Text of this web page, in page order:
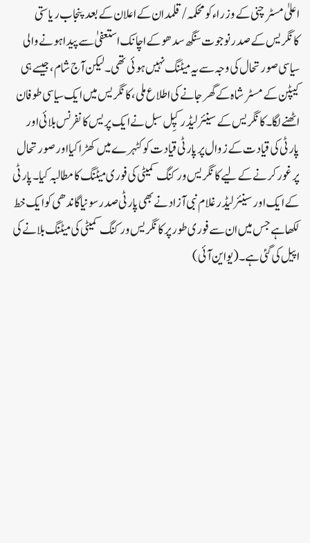
اعلیٰ مسٹر چنی کےوزراء کو محکمہ/ قلمدان کے اعلان کے بعد پنجاب ریاستی
کانگریس کے صدر نوجوت سنگھ سدھو کے اچانک استعفیٰ سے پیدا ہونے والی
سیاسی صورتحال کی وجہ سے یہ میٹنگ نہیں ہوئی تھی۔لیکن آج شام ، جیسے ہی
کیپٹن کے مسٹر شاہ کے گھر جانے کی اطلاع ملی ، کانگریس میں ایک سیاسی طوفان
اٹھنے لگا۔ کانگریس کے سینئر لیڈر کپِل سبل نے ایک پریس کانفرنس بلائی اور
پارٹی کی قیادت کے زوال پر پارٹی قیادت کو کٹہرے میں کھڑا کیا اور صورتحال
پر غور کرنے کے لیے کانگریس ورکنگ کمیٹی کی فوری میٹنگ کا مطالبہ کیا۔ پارٹی
کے ایک اور سینئر لیڈر غلام نبی آزاد نے بھی پارٹی صدر سونیا گاندھی کو ایک خط
لکھا ہے جس میں ان سے فوری طور پر کانگریس ورکنگ کمیٹی کی میٹنگ بلانے کی
اپیل کی گئی ہے۔ (یو این آئی)